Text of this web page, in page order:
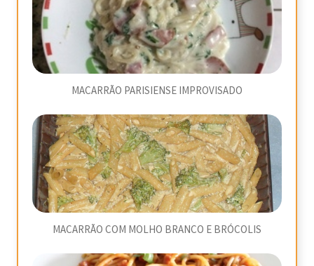
MACARRÃO PARISIENSE IMPROVISADO
MACARRÃO COM MOLHO BRANCO E BRÓCOLIS